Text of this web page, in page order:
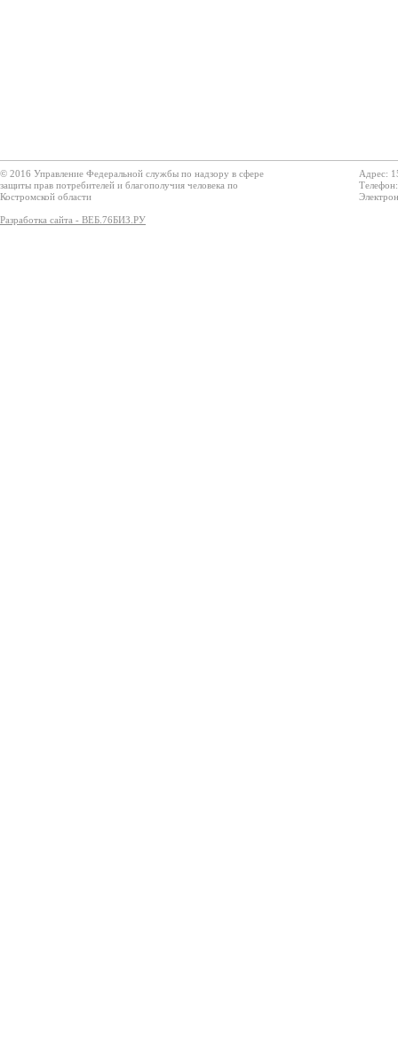
© 2016 Управление Федеральной службы по надзору в сфере
защиты прав потребителей и благополучия человека по
Костромской области
Разработка сайта - ВЕБ.76БИЗ.РУ
Адрес: